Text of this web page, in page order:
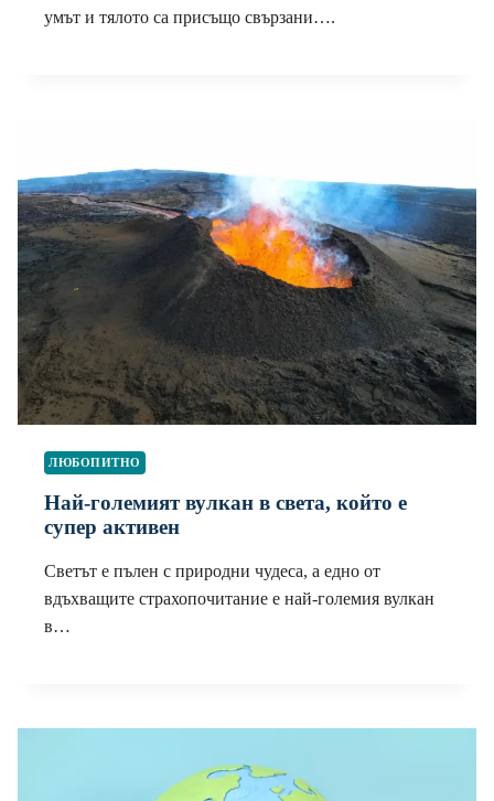
умът и тялото са присъщо свързани….
ЛЮБОПИТНО
Най-големият вулкан в света, който е
супер активен
Светът е пълен с природни чудеса, а едно от
вдъхващите страхопочитание е най-големия вулкан
в…